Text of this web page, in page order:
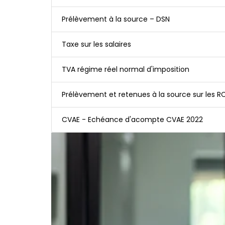
Prélèvement à la source – DSN
Taxe sur les salaires
TVA régime réel normal d'imposition
Prélèvement et retenues à la source sur les
CVAE - Echéance d'acompte CVAE 2022